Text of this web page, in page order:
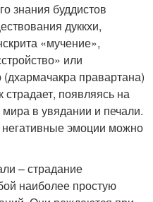
знания буддистов
дуккхи,
«мучение»,
или
правартана)
появляясь на
мира в увядании и печали.
эмоции можно
– страдание
наиболее простую